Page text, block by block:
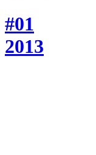
#01
2013